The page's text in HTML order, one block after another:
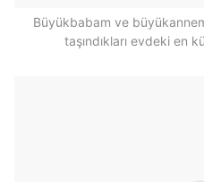
Büyükbabam ve
taşındıkları evdeki en